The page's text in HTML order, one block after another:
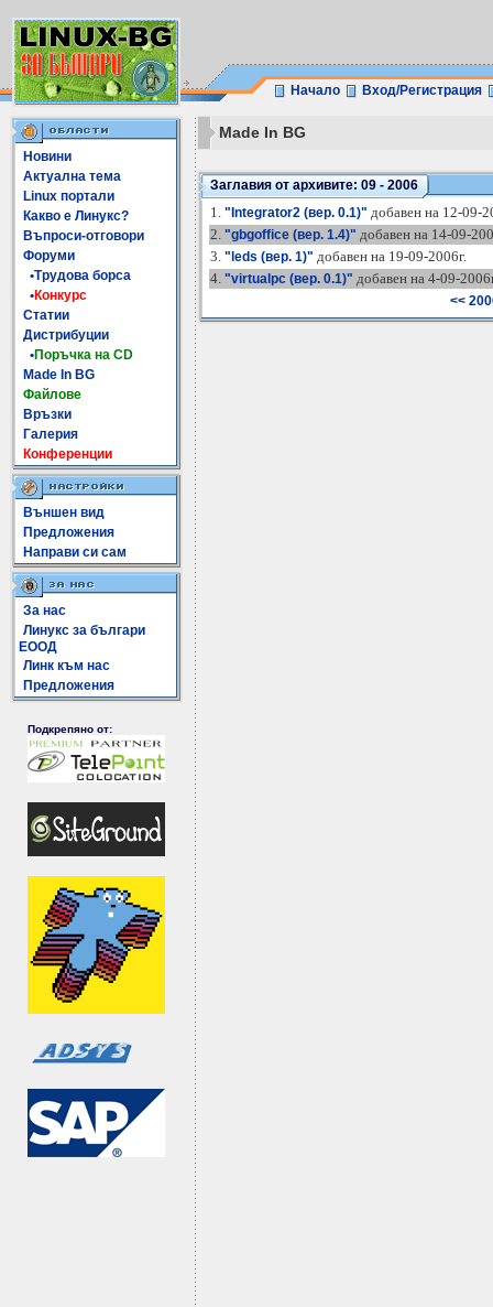
Начало Вход/Регистрация
Новини
Актуална тема
Linux портали
Какво е Линукс?
Въпроси-отговори
Форуми
•Трудова борса
•Конкурс
Статии
Дистрибуции
•Поръчка на CD
Made In BG
Файлове
Връзки
Галерия
Конференции
Външен вид
Предложения
Направи си сам
За нас
Линукс за българи
ЕООД
Линк към нас
Предложения
Подкрепяно от:
Made In BG
Заглавия от архивите: 09 - 2006
1. "Integrator2 (вер. 0.1)" добавен на 12-09-
2. "gbgoffice (вер. 1.4)" добавен на 14-09-
3. "leds (вер. 1)" добавен на 19-09-2006г.
4. "virtualpc (вер. 0.1)" добавен на 4-09-
<<